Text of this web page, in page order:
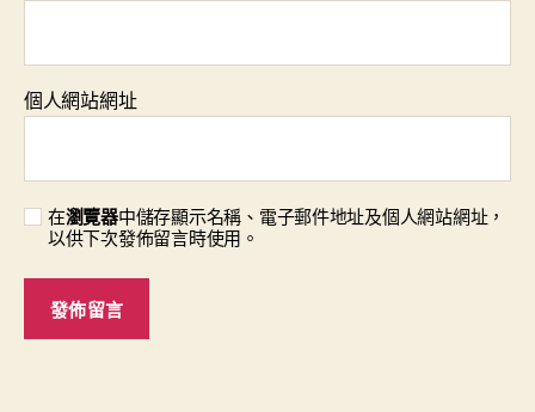
個人網站網址
在瀏覽器中儲存顯示名稱、電子郵件地址及個人網站網址，
以供下次發佈留言時使用。